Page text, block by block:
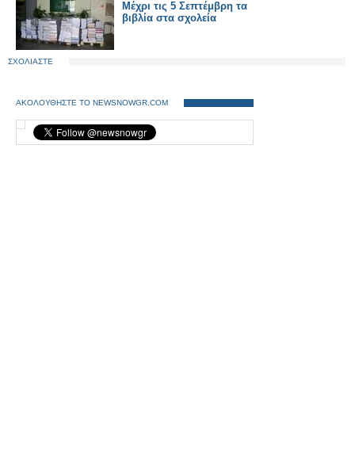
Μέχρι τις 5 Σεπτέμβρη τα
βιβλία στα σχολεία
ΣΧΟΛΙΑΣΤΕ
ΑΚΟΛΟΥΘΗΣΤΕ ΤΟ NEWSNOWGR.COM